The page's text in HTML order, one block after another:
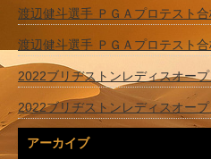
渡辺健斗選手 ＰＧＡプロテスト合
渡辺健斗選手 ＰＧＡプロテスト合
2022ブリヂストンレディスオー
2022ブリヂストンレディスオー
アーカイブ